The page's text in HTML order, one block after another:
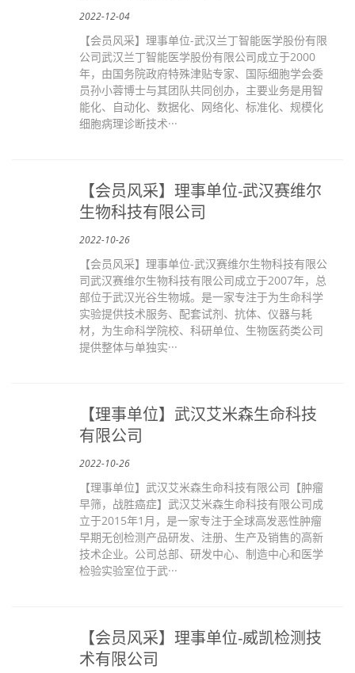
2022-12-04
【会员风采】理事单位-武汉兰丁智能医学股份有限
公司武汉兰丁智能医学股份有限公司成立于2000
年，由国务院政府特殊津贴专家、国际细胞学会委
员孙小蓉博士与其团队共同创办，主要业务是用智
能化、自动化、数据化、网络化、标准化、规模化
细胞病理诊断技术···
【会员风采】理事单位-武汉赛维尔
生物科技有限公司
2022-10-26
【会员风采】理事单位-武汉赛维尔生物科技有限公
司武汉赛维尔生物科技有限公司成立于2007年，总
部位于武汉光谷生物城。是一家专注于为生命科学
实验提供技术服务、配套试剂、抗体、仪器与耗
材，为生命科学院校、科研单位、生物医药类公司
提供整体与单独实···
【理事单位】武汉艾米森生命科技
有限公司
2022-10-26
【理事单位】武汉艾米森生命科技有限公司【肿瘤
早筛，战胜癌症】武汉艾米森生命科技有限公司成
立于2015年1月，是一家专注于全球高发恶性肿瘤
早期无创检测产品研发、注册、生产及销售的高新
技术企业。公司总部、研发中心、制造中心和医学
检验实验室位于武···
【会员风采】理事单位-威凯检测技
术有限公司